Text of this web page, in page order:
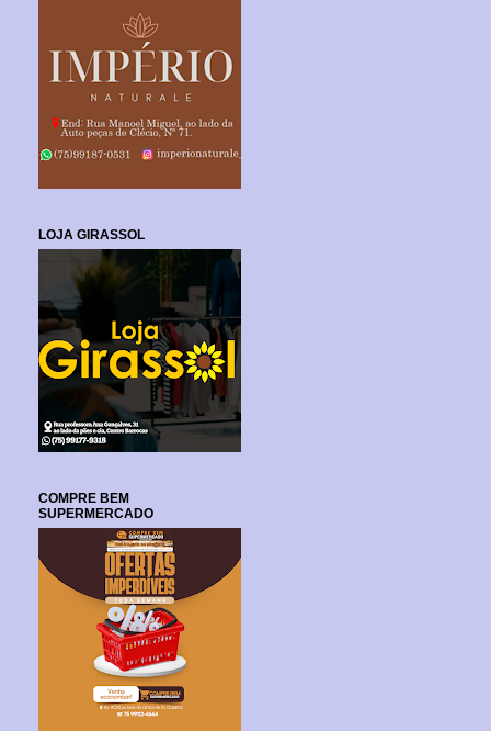
LOJA GIRASSOL
COMPRE BEM
SUPERMERCADO